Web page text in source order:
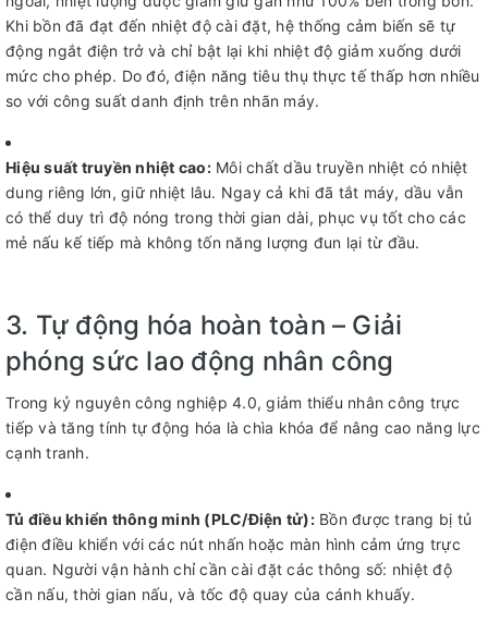
Khi bồn đã đạt đến nhiệt độ cài đặt, hệ thống cảm biến sẽ tự
động ngắt điện trở và chỉ bật lại khi nhiệt độ giảm xuống dưới
mức cho phép. Do đó, điện năng tiêu thụ thực tế thấp hơn nhiều
so với công suất danh định trên nhãn máy.
Hiệu suất truyền nhiệt cao:Môi chất dầu truyền nhiệt có nhiệt
dung riêng lớn, giữ nhiệt lâu. Ngay cả khi đã tắt máy, dầu vẫn
có thể duy trì độ nóng trong thời gian dài, phục vụ tốt cho các
mẻ nấu kế tiếp mà không tốn năng lượng đun lại từ đầu.
3. Tự động hóa hoàn toàn – Giải
phóng sức lao động nhân công
Trong kỷ nguyên công nghiệp 4.0, giảm thiểu nhân công trực
tiếp và tăng tính tự động hóa là chìa khóa để nâng cao năng lực
cạnh tranh.
Tủ điều khiển thông minh (PLC/Điện tử):Bồn được trang bị tủ
điện điều khiển với các nút nhấn hoặc màn hình cảm ứng trực
quan. Người vận hành chỉ cần cài đặt các thông số: nhiệt độ
cần nấu, thời gian nấu, và tốc độ quay của cánh khuấy.